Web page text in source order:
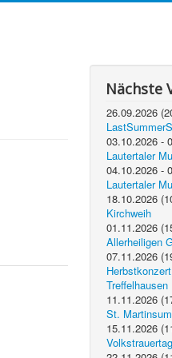
Nächste
26.09.2026(
03.10.2026-
Lautertaler
04.10.2026-
Lautertaler
18.10.2026(
Kirchweih
01.11.2026(
Allerheiligen
07.11.2026(
Treffelhausen
11.11.2026(
St.
15.11.2026(
Volkstrauertag